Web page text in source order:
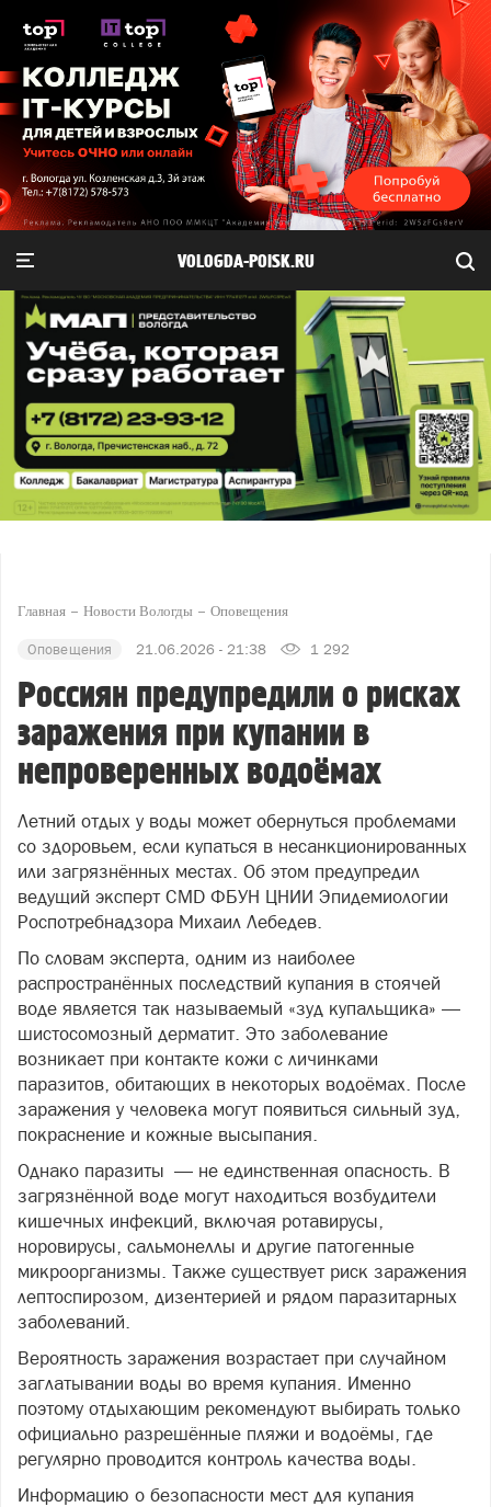
VOLOGDA-POISK.RU
Главная Новости Вологды Оповещения
Оповещения 21.06.2026 - 21:38 1 292
Россиян предупредили о рисках
заражения при купании в
непроверенных водоёмах
Летний отдых у воды может обернуться проблемами
со здоровьем, если купаться в несанкционированных
или загрязнённых местах. Об этом предупредил
ведущий эксперт CMD ФБУН ЦНИИ Эпидемиологии
Роспотребнадзора Михаил Лебедев.
По словам эксперта, одним из наиболее
распространённых последствий купания в стоячей
воде является так называемый «зуд купальщика» —
шистосомозный дерматит. Это заболевание
возникает при контакте кожи с личинками
паразитов, обитающих в некоторых водоёмах. После
заражения у человека могут появиться сильный зуд,
покраснение и кожные высыпания.
Однако паразиты — не единственная опасность. В
загрязнённой воде могут находиться возбудители
кишечных инфекций, включая ротавирусы,
норовирусы, сальмонеллы и другие патогенные
микроорганизмы. Также существует риск заражения
лептоспирозом, дизентерией и рядом паразитарных
заболеваний.
Вероятность заражения возрастает при случайном
заглатывании воды во время купания. Именно
поэтому отдыхающим рекомендуют выбирать только
официально разрешённые пляжи и водоёмы, где
регулярно проводится контроль качества воды.
Информацию о безопасности мест для купания